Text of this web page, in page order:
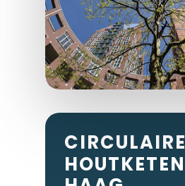
CIRCULAIRE
HOUTKETEN